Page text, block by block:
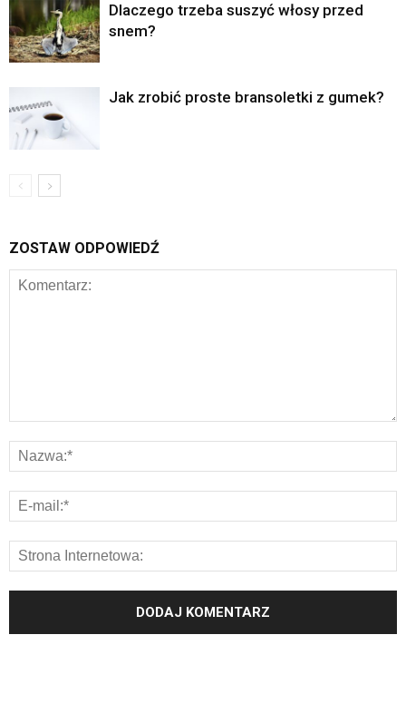
Dlaczego trzeba suszyć włosy przed
snem?
Jak zrobić proste bransoletki z gumek?
ZOSTAW ODPOWIEDŹ